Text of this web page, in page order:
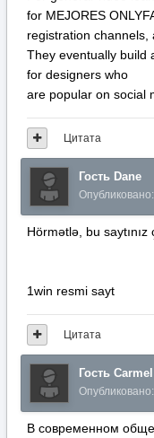
for MEJORES
registration channels,
They eventually build
for designers who
are popular on social
Цитата
Гость Dane
Опубликовано:
Hörmətlə, bu saytınız
1win resmi sayt
Цитата
Гость Carmel
Опубликовано:
В современном